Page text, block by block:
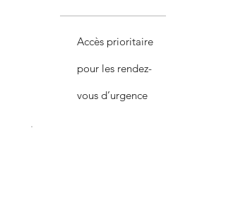
Accès prioritaire
pour les rendez-
vous d’urgence